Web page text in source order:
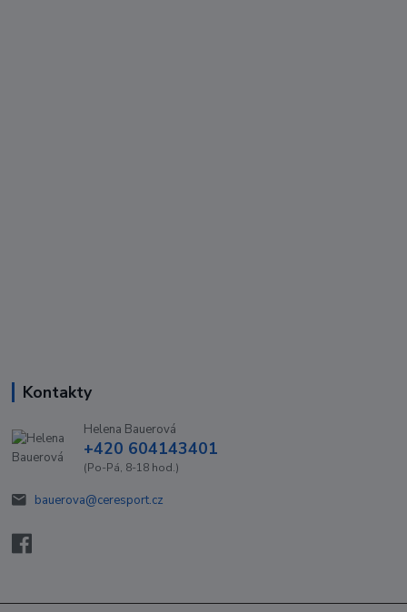
Kontakty
Helena Bauerová
+420 604143401
(Po-Pá, 8-18 hod.)
bauerova@ceresport.cz